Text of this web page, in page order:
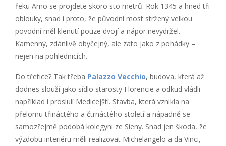
řeku Arno se projdete skoro sto metrů. Rok 1345 a hned tři
oblouky, snad i proto, že původní most stržený velkou
povodní měl klenutí pouze dvojí a nápor nevydržel.
Kamenný, zdánlivě obyčejný, ale zato jako z pohádky –
nejen na pohlednicích.
Do třetice? Tak třeba Palazzo Vecchio, budova, která až
dodnes slouží jako sídlo starosty Florencie a odkud vládli
například i proslulí Medicejští. Stavba, která vznikla na
přelomu třináctého a čtrnáctého století a nápadně se
samozřejmě podobá kolegyni ze Sieny. Snad jen škoda, že
výzdobu interiéru měli realizovat Michelangelo a da Vinci,